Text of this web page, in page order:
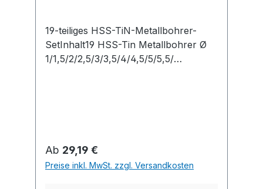
19-teiliges HSS-TiN-Metallbohrer-
SetInhalt19 HSS-Tin Metallbohrer Ø
1/1,5/2/2,5/3/3,5/4/4,5/5/5,5/
Regulärer Preis:
Ab 29,19 €
Preise inkl. MwSt. zzgl. Versandkosten